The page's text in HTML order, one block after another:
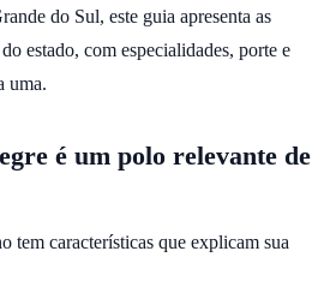
do Sul, este guia apresenta as
estado, com especialidades, porte e
uma.
é um polo relevante de
tem características que explicam sua